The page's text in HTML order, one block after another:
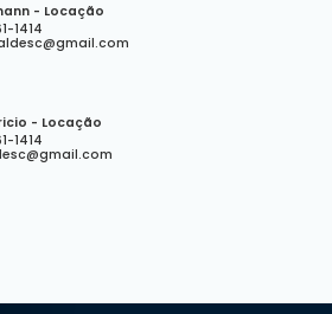
- Locação
1414
- Locação
1414